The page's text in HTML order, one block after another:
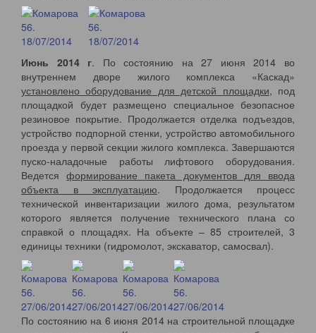
Июнь 2014 г. По состоянию на 27 июня 2014 во
внутреннем дворе жилого комплекса «Каскад»
установлено оборудование для детской площадки, под
площадкой будет размещено специальное безопасное
резиновое покрытие. Продолжается отделка подъездов,
устройство подпорной стенки, устройство автомобильного
проезда у первой секции жилого комплекса. Завершаются
пуско-наладочные работы лифтового оборудования.
Ведетсяформирование пакета документов для ввода
объекта в эксплуатацию. Продолжается процесс
технической инвентаризации жилого дома, результатом
которого является получение технического плана со
справкой о площадях. На объекте – 85 строителей, 3
единицы техники (гидромолот, экскаватор, самосвал).
По состоянию на 6 июня 2014 на строительной площадке